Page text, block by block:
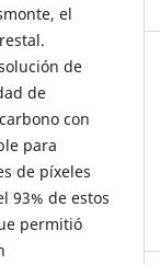
el
de
de
con
para
de píxeles
93% de estos
permitió